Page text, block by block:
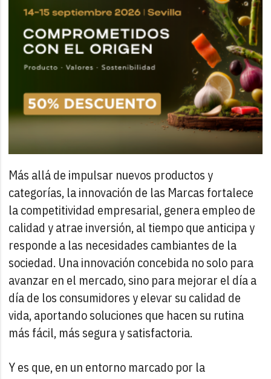
Más allá de impulsar nuevos productos y
categorías, la innovación de las Marcas fortalece
la competitividad empresarial, genera empleo de
calidad y atrae inversión, al tiempo que anticipa y
responde a las necesidades cambiantes de la
sociedad. Una innovación concebida no solo para
avanzar en el mercado, sino para mejorar el día a
día de los consumidores y elevar su calidad de
vida, aportando soluciones que hacen su rutina
más fácil, más segura y satisfactoria.
Y es que, en un entorno marcado por la